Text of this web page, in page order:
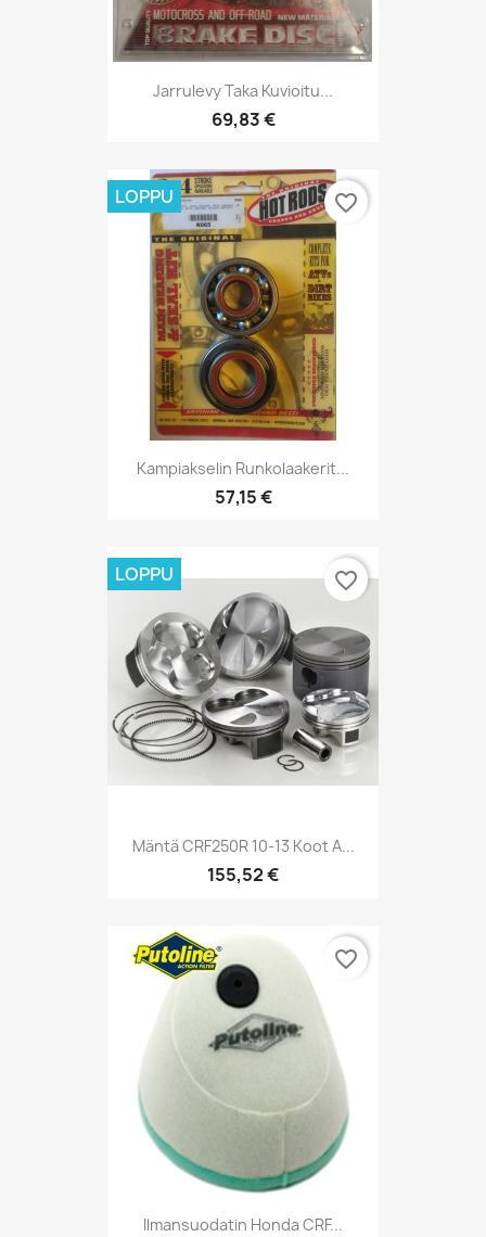
Jarrulevy Taka Kuvioitu...
69,83 €
Kampiakselin Runkolaakerit...
57,15 €
LOPPU favorite_border
Mäntä CRF250R 10-13 Koot A...
155,52 €
LOPPU favorite_border
Ilmansuodatin Honda CRF...
favorite_border